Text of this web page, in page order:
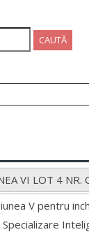
VI LOT 4 NR.
V pentru